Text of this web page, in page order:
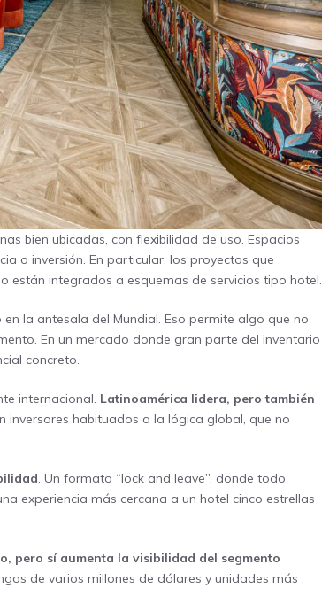
bien ubicadas, con flexibilidad de uso. Espacios
o inversión. En particular, los proyectos que
integrados a esquemas de servicios tipo hotel.
la antesala del Mundial. Eso permite algo que no
En un mercado donde gran parte del inventario
concreto.
internacional. Latinoamérica lidera, pero también
inversores habituados a la lógica global, que no
. Un formato “lock and leave”, donde todo
experiencia más cercana a un hotel cinco estrellas
pero sí aumenta la visibilidad del segmento
de varios millones de dólares y unidades más